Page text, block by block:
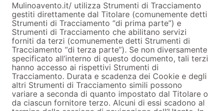
Mulinoavento.it/ utilizza Strumenti di Tracciamento
gestiti direttamente dal Titolare (comunemente detti
Strumenti di Tracciamento “di prima parte”) e
Strumenti di Tracciamento che abilitano servizi
forniti da terzi (comunemente detti Strumenti di
Tracciamento “di terza parte”). Se non diversamente
specificato all’interno di questo documento, tali terzi
hanno accesso ai rispettivi Strumenti di
Tracciamento. Durata e scadenza dei Cookie e degli
altri Strumenti di Tracciamento simili possono
variare a seconda di quanto impostato dal Titolare o
da ciascun fornitore terzo. Alcuni di essi scadono al